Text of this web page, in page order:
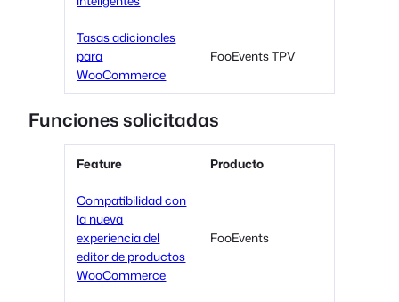
Tasas adicionales
para
WooCommerce
FooEvents TPV
Funciones solicitadas
Feature Producto
Compatibilidad con
la nueva
experiencia del
editor de productos
WooCommerce
FooEvents